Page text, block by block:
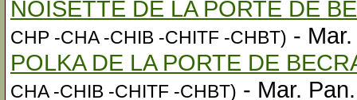
NOISETTE DE LA PORTE DE
CHP -CHA -CHIB -CHITF -CHBT) -
POLKA DE LA PORTE DE
CHA -CHIB -CHITF -CHBT) - Mar.